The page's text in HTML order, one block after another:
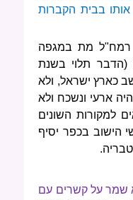
בבית הקברות
רמח"ל מת במגפה
תלוי בשנת
כארץ ישראל, ולא
ארעי ונשכח ולא
למקורות השונים
הישוב בכפר יסיף
שמר על קשרים עם